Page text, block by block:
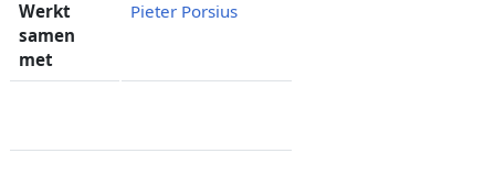
Werkt
samen
met
Pieter Porsius